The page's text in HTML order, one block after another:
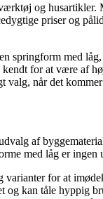
og husartikler.
priser og
med
for at være
når det
af
med låg er ingen
for at
kan tåle